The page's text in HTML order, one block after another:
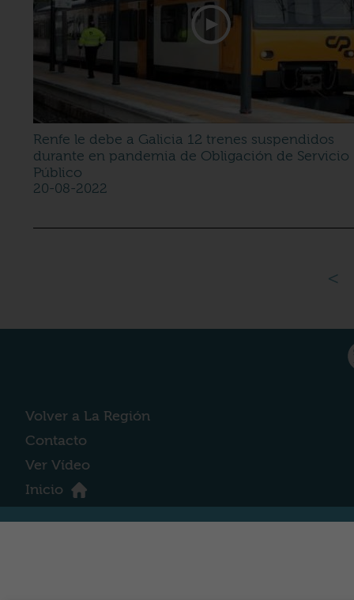
Renfe le debe a Galicia 12 trenes suspendidos
durante en pandemia de Obligación de Servicio
Público
20-08-2022
<
Volver a La Región
Contacto
Ver Vídeo
Inicio